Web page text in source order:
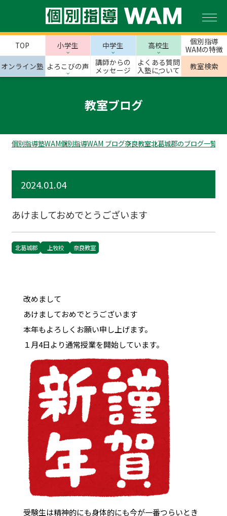
TOP 小学生 中学生 高校生
個別指導
WAMの特徴
オンライン塾 よろこびの声
講師からの
メッセージ
よくある質問
入塾について
教室検索
教室ブログ
個別指導塾WAM個別指導WAM ブログ奈良教室北葛城郡のブログ一覧
2024.01.04
あけましておめでとうございます
北葛城郡 上牧校 奈良教室
改めまして
あけましておめでとうございます
本年もよろしくお願い申し上げます。
１月4日より通常授業を開始しています。
受験生は精神的にも身体的にも今が一番つらいとき